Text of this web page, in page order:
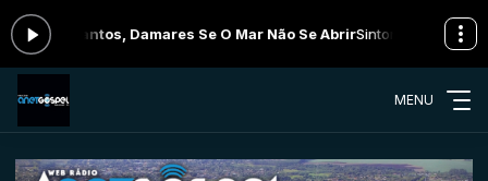
Santos, Damares Se O Mar Não Se AbrirSintonia Gospel das
MENU